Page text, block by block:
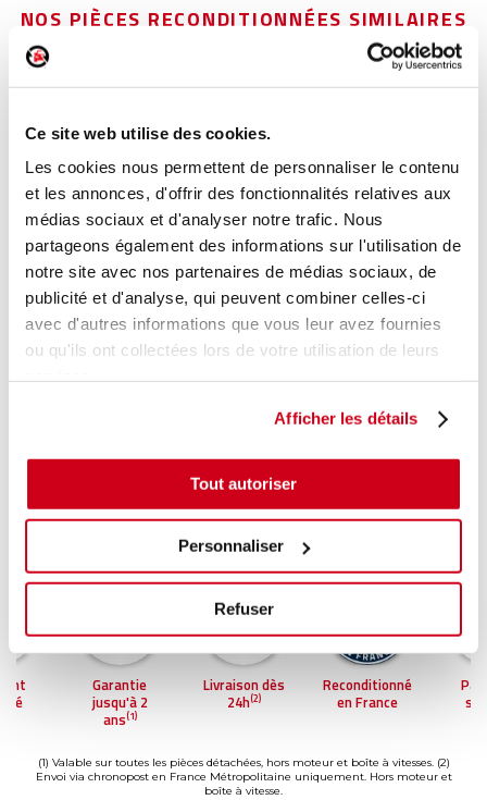
Ce site web utilise des cookies.
Les cookies nous permettent de personnaliser le contenu
et les annonces, d'offrir des fonctionnalités relatives aux
médias sociaux et d'analyser notre trafic. Nous
partageons également des informations sur l'utilisation de
notre site avec nos partenaires de médias sociaux, de
publicité et d'analyse, qui peuvent combiner celles-ci
avec d'autres informations que vous leur avez fournies
ou qu'ils ont collectées lors de votre utilisation de leurs
Afficher les détails
Tout autoriser
Personnaliser
Refuser
NOS PIÈCES RECONDITIONNÉES SIMILAIRES
Lève-vitre électrique avant droit
Réf. :164118
Modèle d'origine : TOYOTA PRIUS 2 2004 - 200911
Modèle de provenance
Caractéristiques techniques
En stock 27,00 € TTC
AJOUTER AU PANIER
Garantie
jusqu'à 2
ans(1)
Livraison dès
24h(2)
Reconditionné
en France
(1) Valable sur toutes les pièces détachées, hors moteur et boîte à vitesses. (2)
Envoi via chronopost en France Métropolitaine uniquement. Hors moteur et
boîte à vitesse.